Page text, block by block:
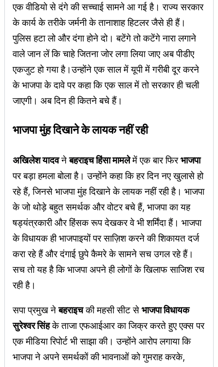
एक वीडियो से दंगे की सच्चाई सामने आ गई है। राज्य सरकार
के कार्य के तरीके जर्मनी के तानाशाह हिटलर जैसे ही हैं।
पुलिस हटा लो और दंगा होने दो। बटेंगे तो कटेंगे नारा लगाने
वाले जान लें कि चाहे जितना जोर लगा लिया जाए अब पीडीए
एकजुट हो गया है।उन्होंने एक साल में यूपी में गरीबी दूर करने
के भाजपा के दावे पर कहा कि एक साल में तो सरकार ही चली
जाएगी। अब दिन ही कितने बचे हैं।
भाजपा मुंह दिखाने के लायक नहीं रही
अखिलेश यादवनेबहराइच हिंसा मामलेमें एक बार फिरभाजपा
पर बड़ा हमला बोला है। उन्होंने कहा कि हर दिन नए खुलासे हो
रहे हैं, जिनसे भाजपा मुंह दिखाने के लायक नहीं रही है। भाजपा
के जो थोड़े बहुत समर्थक और वोटर बचे हैं, भाजपा का यह
षड्यंत्रकारी और हिंसक रूप देखकर वे भी शर्मिंदा हैं। भाजपा
के विधायक ही भाजपाइयों पर साज़िश करने की शिकायत दर्ज
करा रहे हैं और दंगाई छुपे कैमरे के सामने सच उगल रहे हैं।
सच तो यह है कि भाजपा अपने ही लोगों के खिलाफ साजिश रच
रही है।
सपा प्रमुख नेबहराइचकी महसी सीट से भाजपा विधायक
सुरेश्वर सिंहके ताजा एफआईआर का जिक्र करते हुए एक्स पर
एक मीडिया रिपोर्ट भी साझा की। उन्होंने आरोप लगाया कि
भाजपा ने अपने समर्थकों की भावनाओं को गुमराह करके,